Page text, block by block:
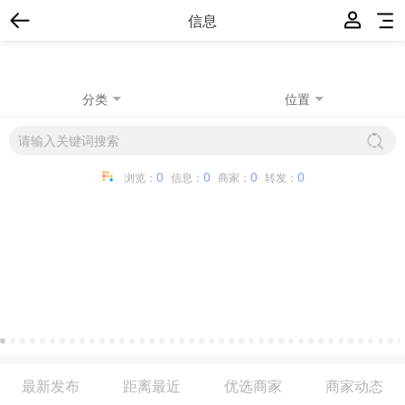
信息
分类 位置
浏览： 0 信息： 0 商家： 0 转发： 0
最新发布 距离最近 优选商家 商家动态